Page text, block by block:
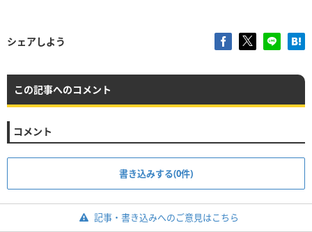
シェアしよう
この記事へのコメント
コメント
書き込みする(0件)
記事・書き込みへのご意見はこちら